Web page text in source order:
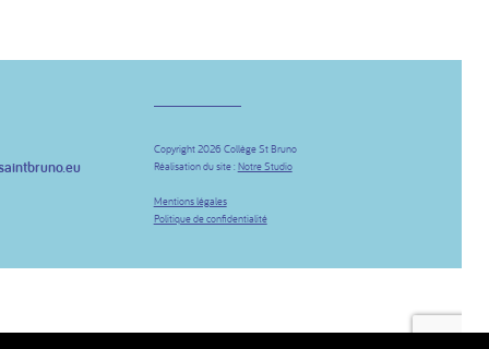
Copyright 2026 Collège St Bruno
Réalisation du site : Notre Studio
Mentions légales
Politique de confidentialité